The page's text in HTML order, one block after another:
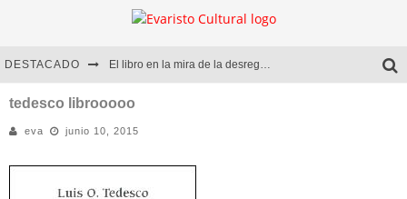
DESTACADO El libro en la mira de la desregulación
Marcelo Rubio | El llovedor
Diego Meret | Hotel Acapulco
tedesco librooooo
eva junio 10, 2015